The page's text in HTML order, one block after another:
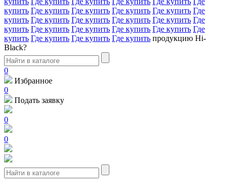
купить Где купить Где купить Где купить Где купить Где
купить Где купить Где купить Где купить Где купить Где
купить Где купить Где купить Где купить Где купить Где
купить Где купить Где купить Где купить продукцию Hi-
Black?
0
Избранное
0
Подать заявку
0
0